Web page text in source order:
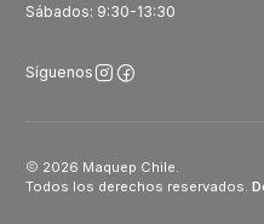
Sábados: 9:30-13:30
Síguenos
2026 Maquep Chile.
Todos los derechos reservados.